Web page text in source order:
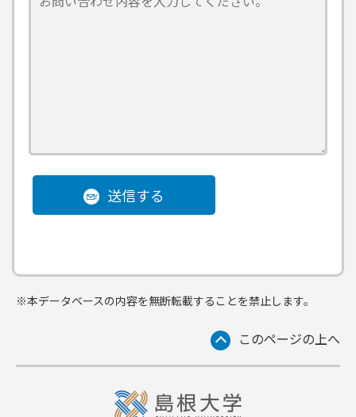
送信する
※本データベースの内容を無断転載することを禁止します。
このページの上へ